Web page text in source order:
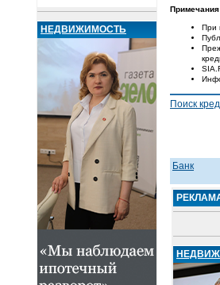
НЕДВИЖИМОСТЬ
Примечания
При
Поиск
Банк